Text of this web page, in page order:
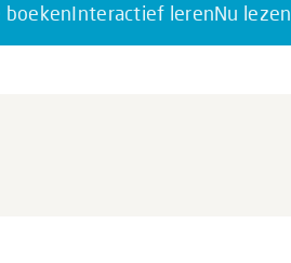
boekenInteractief lerenNu lezen